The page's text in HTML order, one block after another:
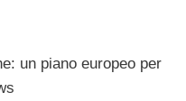
un piano europeo per